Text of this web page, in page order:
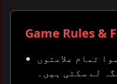
Game Rules &
تمام علامتوں
لے سکتی ہیں۔